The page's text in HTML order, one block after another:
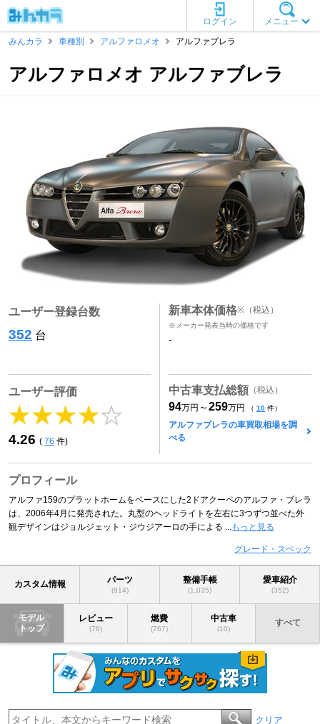
メニュー
ログイン
みんカラ
車種別 アルファロメオ アルファブレラ
アルファロメオ アルファブレラ
ユーザー登録台数
352 台
ユーザー評価
4.26 ( 76 件)
新車本体価格※ （税込）
※メーカー発表当時の価格です
-
中古車支払総額 （税込）
94万円 ～259万円 （ 10 件）
アルファブレラの車買取相場を調
べる
プロフィール
アルファ159のプラットホームをベースにした2ドアクーペのアルファ・ブレラ
は、2006年4月に発売された。丸型のヘッドライトを左右に3つずつ並べた外
観デザインはジョルジェット・ジウジアーロの手による ...
もっと見る
グレード・スペック
カスタム情報 パーツ
(914)
整備手帳
(1,035)
愛車紹介
(352)
モデル
トップ
レビュー
(76)
燃費
(767)
中古車
(10)
すべて
クリア